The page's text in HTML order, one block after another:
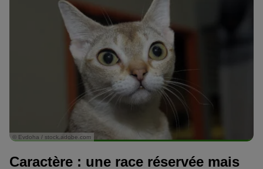
© Evdoha / stock.adobe.com
Caractère : une race réservée mais